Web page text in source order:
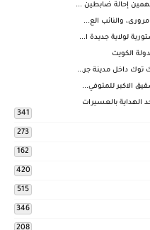
والنائب الع...
لولاية جديدة ا...
الكويت
توك داخل مدينة جر...
الاكبر للمتوفي...
الهداية بالعسيرات
341
273
162
420
515
346
208